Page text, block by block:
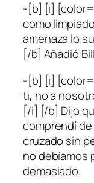
-[b] [i]
como
amenaza lo
[/b] Añadió
-[b] [i]
ti, no a
[/i] [/b] Dijo
comprendí
cruzado sin
no debíamos
demasiado.